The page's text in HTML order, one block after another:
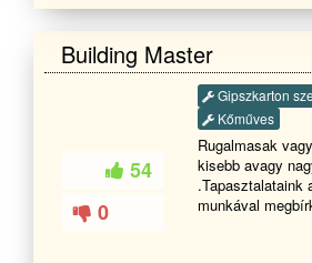
Building Master
54
0
Gipszkarton
Kőműves
Rugalmasak
kisebb avagy nagyobb
.Tapasztalataink alapján
munkával